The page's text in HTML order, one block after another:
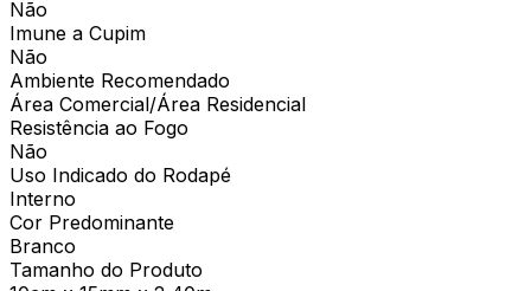
Não
Imune a Cupim
Não
Ambiente Recomendado
Área Comercial/Área Residencial
Resistência ao Fogo
Não
Uso Indicado do Rodapé
Interno
Cor Predominante
Branco
Tamanho do Produto